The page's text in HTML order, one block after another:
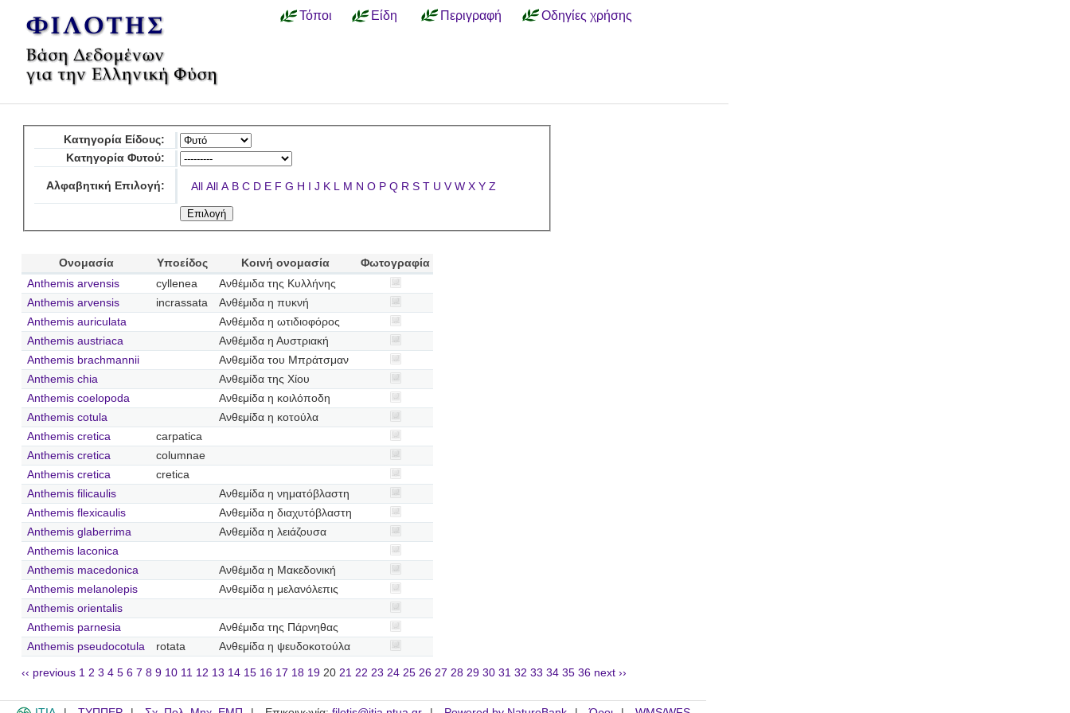
Τόποι Είδη Περιγραφή Οδηγίες χρήσης
Κατηγορία Είδους:
Κατηγορία Φυτού:
Αλφαβητική Επιλογή: All All A B C D E F G H I J K L M N O P Q R S T U V W X Y Z
Ονομασία Υποείδος Κοινή ονομασία
Φωτογραφία
Anthemis arvensis
cyllenea
Ανθέμιδα της Κυλλήνης
Anthemis arvensis
incrassata
Ανθέμιδα η πυκνή
Anthemis auriculata
Ανθέμιδα η ωτιδιοφόρος
Anthemis austriaca
Ανθέμιδα η Αυστριακή
Anthemis brachmannii
Ανθεμίδα του Μπράτσμαν
Anthemis chia
Ανθεμίδα της Χίου
Anthemis coelopoda
Ανθεμίδα η κοιλόποδη
Anthemis cotula
Ανθεμίδα η κοτούλα
Anthemis cretica
carpatica
Anthemis cretica
columnae
Anthemis cretica
cretica
Anthemis filicaulis
Ανθεμίδα η νηματόβλαστη
Anthemis flexicaulis
Ανθεμίδα η διαχυτόβλαστη
Anthemis glaberrima
Ανθεμίδα η λειάζουσα
Anthemis laconica
Anthemis macedonica
Ανθέμιδα η Μακεδονική
Anthemis melanolepis
Ανθεμίδα η μελανόλεπις
Anthemis orientalis
Anthemis parnesia
Ανθέμιδα της Πάρνηθας
Anthemis pseudocotula
rotata Ανθεμίδα η ψευδοκοτούλα
‹‹ previous 1 2 3 4 5 6 7 8 9 10 11 12 13 14 15 16 17 18 19 20 21 22 23 24 25 26 27 28 29 30 31 32 33 34 35 36 next ››